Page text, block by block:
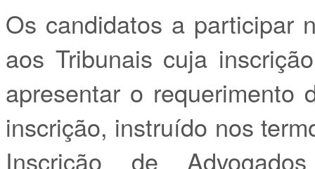
Os candidatos a participar
aos Tribunais cuja
apresentar o requerimento
inscrição, instruído nos
Inscrição de